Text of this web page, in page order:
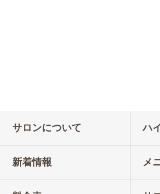
サロンについて ハ
新着情報 メ